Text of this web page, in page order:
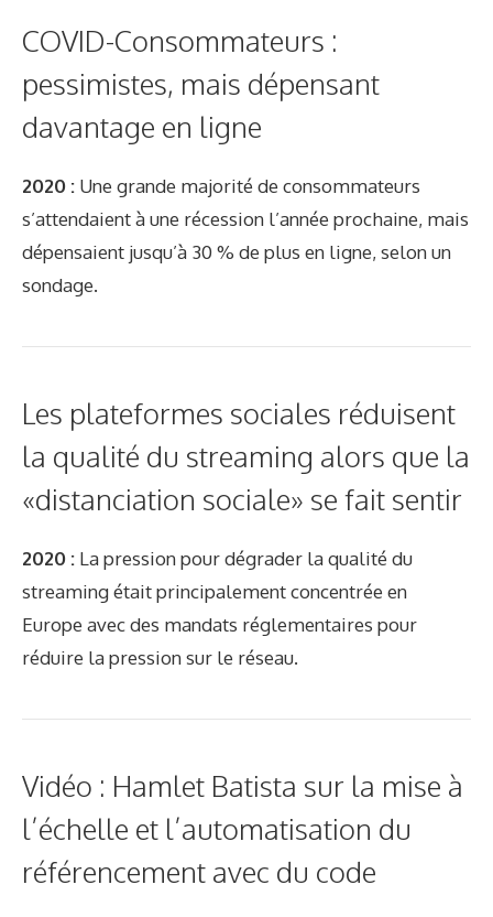
COVID-Consommateurs :
pessimistes, mais dépensant
davantage en ligne
2020 : Une grande majorité de consommateurs
s’attendaient à une récession l’année prochaine, mais
dépensaient jusqu’à 30 % de plus en ligne, selon un
sondage.
Les plateformes sociales réduisent
la qualité du streaming alors que la
«distanciation sociale» se fait sentir
2020 : La pression pour dégrader la qualité du
streaming était principalement concentrée en
Europe avec des mandats réglementaires pour
réduire la pression sur le réseau.
Vidéo : Hamlet Batista sur la mise à
l’échelle et l’automatisation du
référencement avec du code